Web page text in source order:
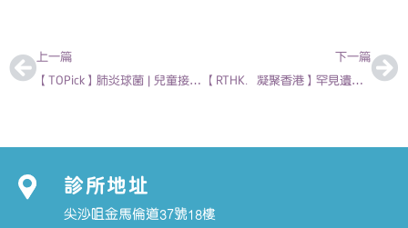
上一篇
【TOPick】肺炎球菌 | 兒童接種上一代肺炎球菌疫苗仍易受感染 接種疫苗須針對血清3型 盡早加強防護減感染風險 | 兒科專科醫生陳欣永醫生 | 2024-06-07
下一篇
【RTHK．凝聚香港】罕見遺傳病 天使綜合症 | 兒科專科醫生林嘉儀醫生 | 2024-06-12
診所地址
尖沙咀金馬倫道37號18樓